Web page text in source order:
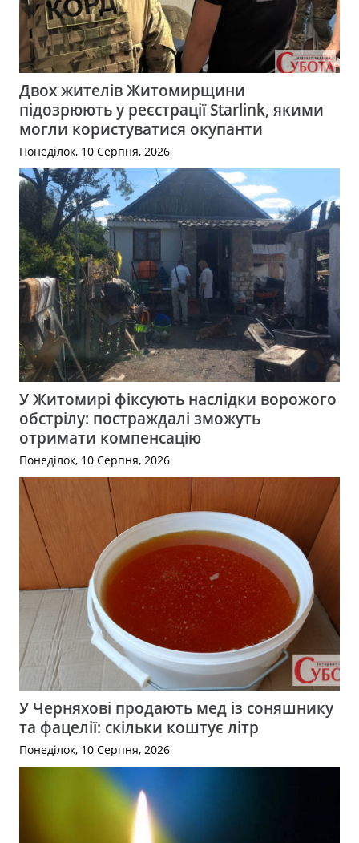
Двох жителів Житомирщини
підозрюють у реєстрації Starlink, якими
могли користуватися окупанти
Понеділок, 10 Серпня, 2026
У Житомирі фіксують наслідки ворожого
обстрілу: постраждалі зможуть
отримати компенсацію
Понеділок, 10 Серпня, 2026
У Черняхові продають мед із соняшнику
та фацелії: скільки коштує літр
Понеділок, 10 Серпня, 2026